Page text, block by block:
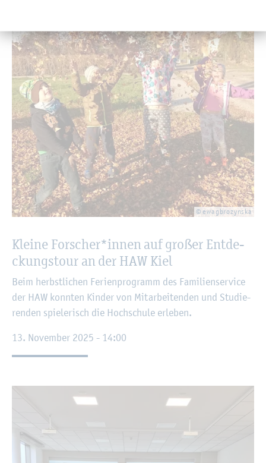
© ewag­bro­zyns­ka
Klei­ne For­scher*innen auf gro­ßer Ent­de­
ckungs­tour an der HAW Kiel
Beim herbst­li­chen Fe­ri­en­pro­gramm des Fa­mi­li­en­ser­vice
der HAW konn­ten Kin­der von Mit­ar­bei­ten­den und Stu­die­
ren­den spie­le­risch die Hoch­schu­le er­le­ben.
13. No­vem­ber 2025 - 14:00